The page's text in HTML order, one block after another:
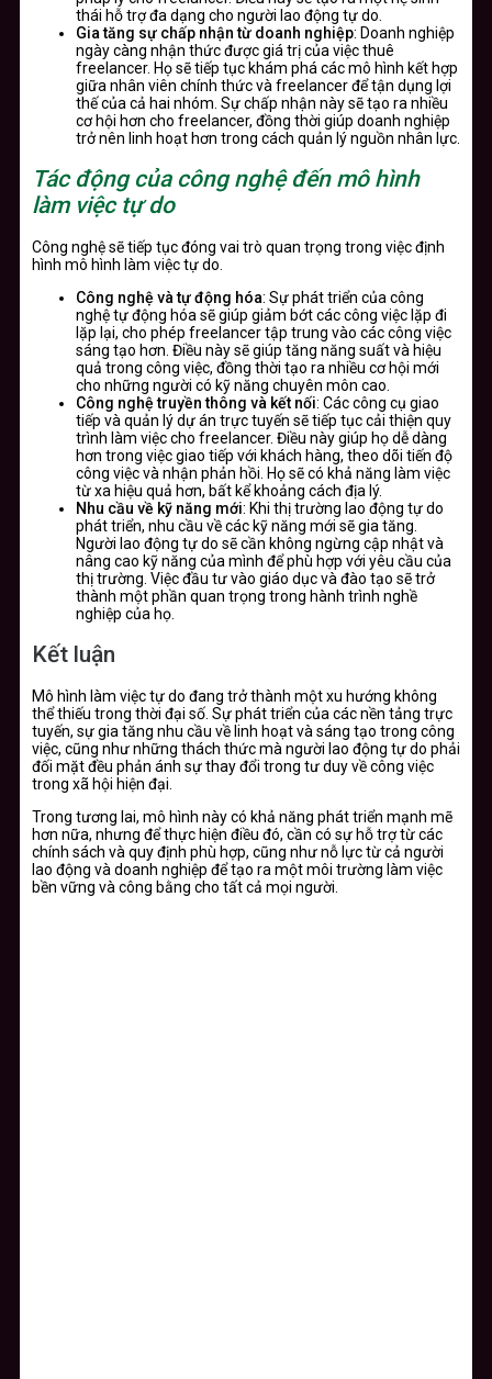
thái hỗ trợ đa dạng cho người lao động tự do.
Gia tăng sự chấp nhận từ doanh nghiệp: Doanh nghiệp
ngày càng nhận thức được giá trị của việc thuê
freelancer. Họ sẽ tiếp tục khám phá các mô hình kết hợp
giữa nhân viên chính thức và freelancer để tận dụng lợi
thế của cả hai nhóm. Sự chấp nhận này sẽ tạo ra nhiều
cơ hội hơn cho freelancer, đồng thời giúp doanh nghiệp
trở nên linh hoạt hơn trong cách quản lý nguồn nhân lực.
Tác động của công nghệ đến mô hình
làm việc tự do
Công nghệ sẽ tiếp tục đóng vai trò quan trọng trong việc định
hình mô hình làm việc tự do.
Công nghệ và tự động hóa: Sự phát triển của công
nghệ tự động hóa sẽ giúp giảm bớt các công việc lặp đi
lặp lại, cho phép freelancer tập trung vào các công việc
sáng tạo hơn. Điều này sẽ giúp tăng năng suất và hiệu
quả trong công việc, đồng thời tạo ra nhiều cơ hội mới
cho những người có kỹ năng chuyên môn cao.
Công nghệ truyền thông và kết nối: Các công cụ giao
tiếp và quản lý dự án trực tuyến sẽ tiếp tục cải thiện quy
trình làm việc cho freelancer. Điều này giúp họ dễ dàng
hơn trong việc giao tiếp với khách hàng, theo dõi tiến độ
công việc và nhận phản hồi. Họ sẽ có khả năng làm việc
từ xa hiệu quả hơn, bất kể khoảng cách địa lý.
Nhu cầu về kỹ năng mới: Khi thị trường lao động tự do
phát triển, nhu cầu về các kỹ năng mới sẽ gia tăng.
Người lao động tự do sẽ cần không ngừng cập nhật và
nâng cao kỹ năng của mình để phù hợp với yêu cầu của
thị trường. Việc đầu tư vào giáo dục và đào tạo sẽ trở
thành một phần quan trọng trong hành trình nghề
nghiệp của họ.
Kết luận
Mô hình làm việc tự do đang trở thành một xu hướng không
thể thiếu trong thời đại số. Sự phát triển của các nền tảng trực
tuyến, sự gia tăng nhu cầu về linh hoạt và sáng tạo trong công
việc, cũng như những thách thức mà người lao động tự do phải
đối mặt đều phản ánh sự thay đổi trong tư duy về công việc
trong xã hội hiện đại.
Trong tương lai, mô hình này có khả năng phát triển mạnh mẽ
hơn nữa, nhưng để thực hiện điều đó, cần có sự hỗ trợ từ các
chính sách và quy định phù hợp, cũng như nỗ lực từ cả người
lao động và doanh nghiệp để tạo ra một môi trường làm việc
bền vững và công bằng cho tất cả mọi người.